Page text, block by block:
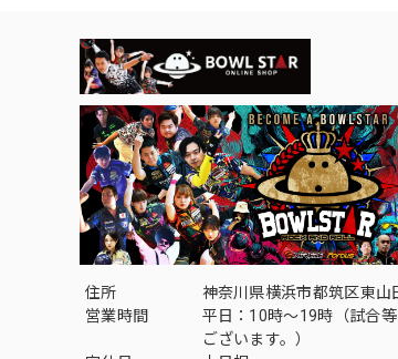
住所
神奈川県横浜市都筑区東山
営業時間
平日：10時～19時（試合
ございます。）